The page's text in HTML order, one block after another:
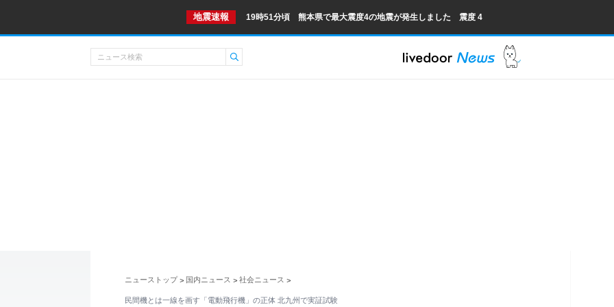
地震速報 19時51分頃 熊本県で最大震度4の地震が発生しました 震度 4
ニューストップ > 国内ニュース > 社会ニュース >
民間機とは一線を画す「電動飛行機」の正体 北九州で実証試験